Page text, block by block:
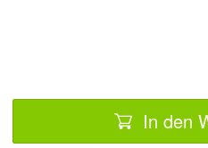
In den